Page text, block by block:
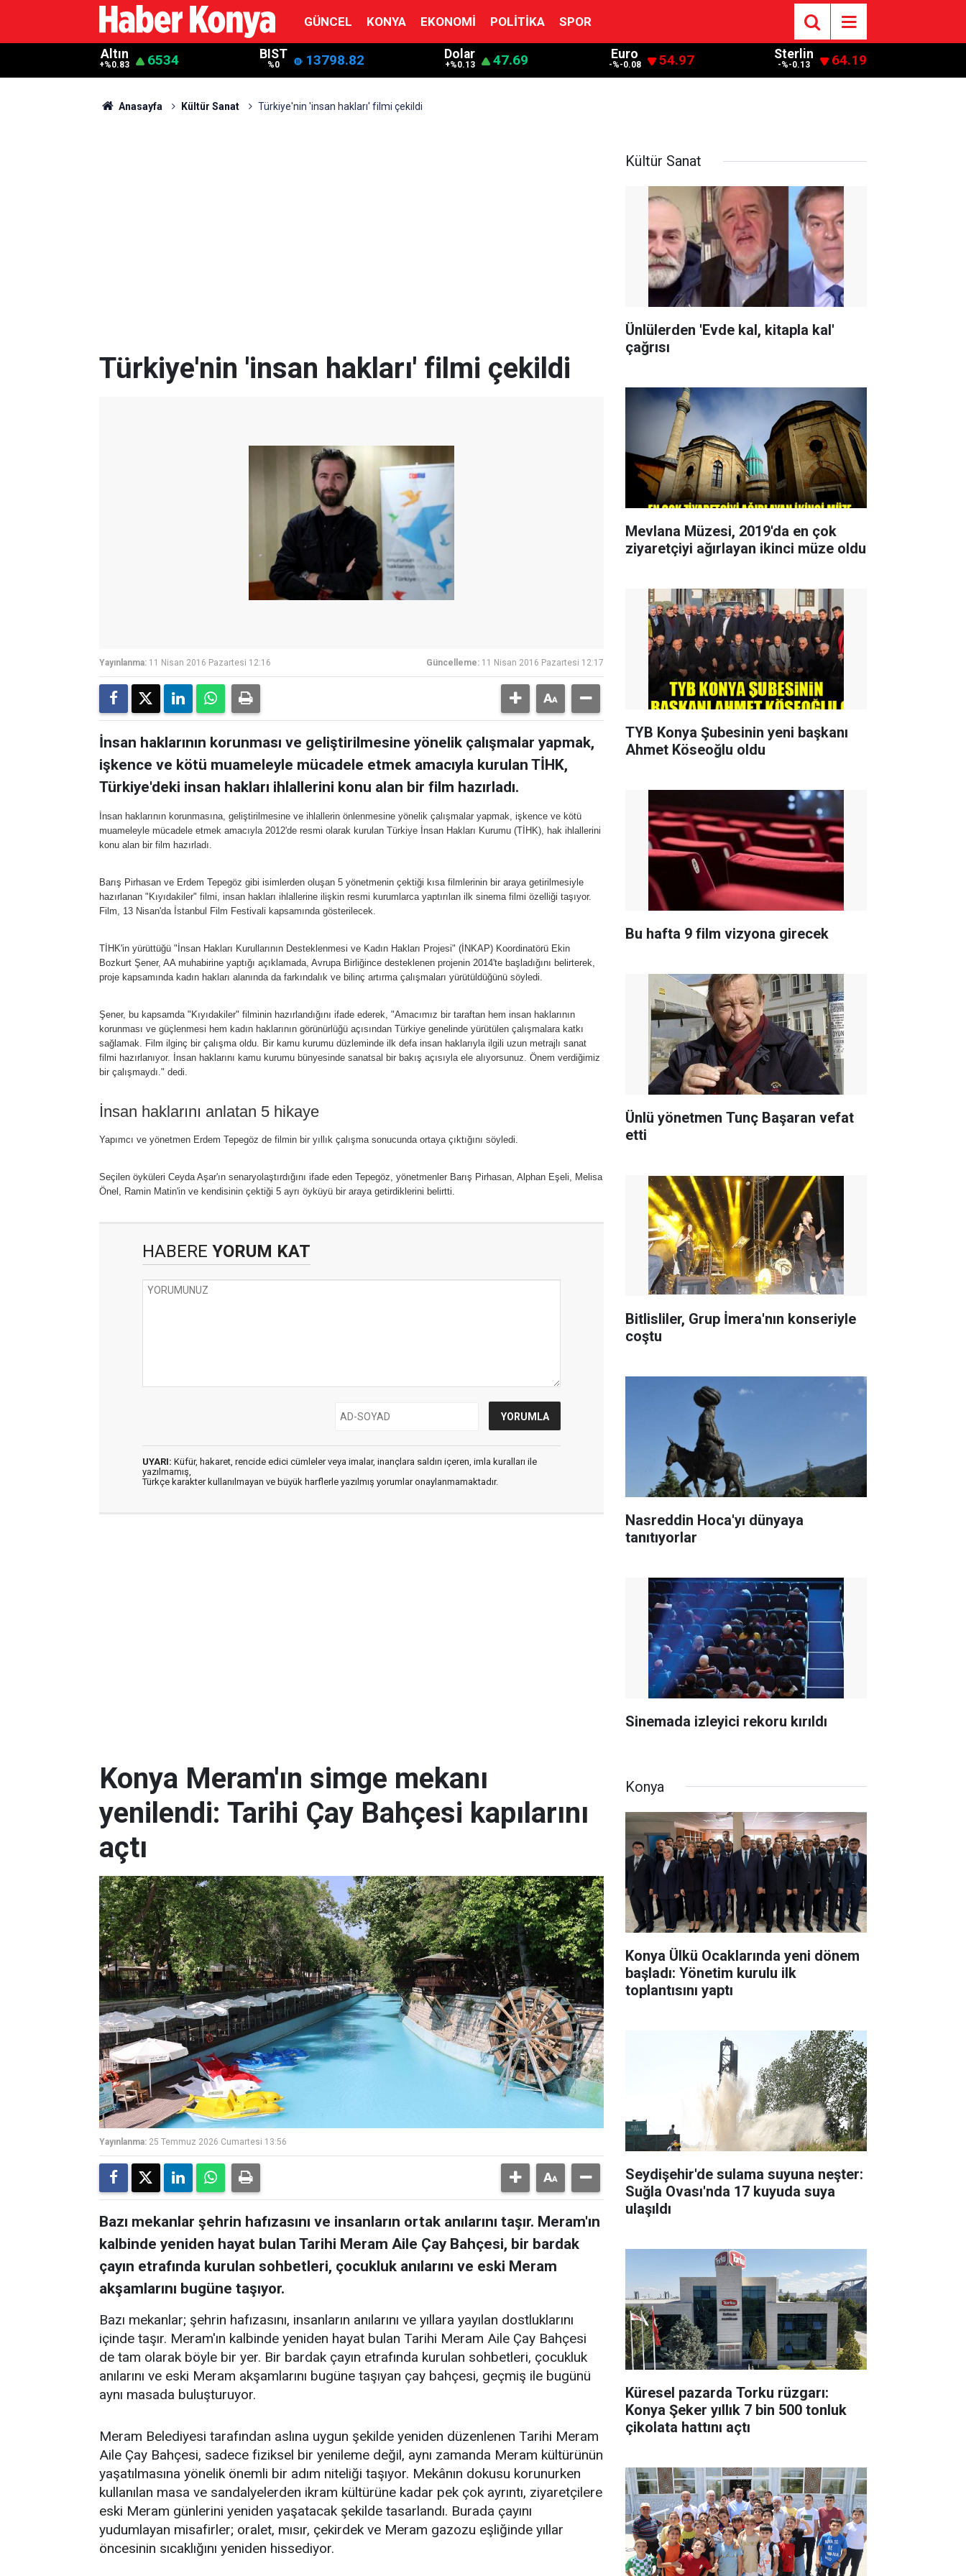
GÜNCEL KONYA EKONOMI POLITIKA SPOR
Altın
+%0.83 6534 BIST
%0 13798.82 Dolar
+%0.13 47.69 Euro
-%-0.08 54.97 Sterlin
-%-0.13 64.19
Anasayfa Kültür Sanat Türkiye'nin 'insan hakları' filmi çekildi
Türkiye'nin 'insan hakları' filmi çekildi
Yayınlanma: 11 Nisan 2016 Pazartesi 12:16 Güncelleme: 11 Nisan 2016 Pazartesi 12:17
İnsan haklarının korunması ve geliştirilmesine yönelik çalışmalar yapmak,
işkence ve kötü muameleyle mücadele etmek amacıyla kurulan TİHK,
Türkiye'deki insan hakları ihlallerini konu alan bir film hazırladı.
İnsan haklarının korunmasına, geliştirilmesine ve ihlallerin önlenmesine yönelik çalışmalar yapmak, işkence ve kötü
muameleyle mücadele etmek amacıyla 2012'de resmi olarak kurulan Türkiye İnsan Hakları Kurumu (TİHK), hak ihlallerini
konu alan bir film hazırladı.
Barış Pirhasan ve Erdem Tepegöz gibi isimlerden oluşan 5 yönetmenin çektiği kısa filmlerinin bir araya getirilmesiyle
hazırlanan "Kıyıdakiler" filmi, insan hakları ihlallerine ilişkin resmi kurumlarca yaptırılan ilk sinema filmi özelliği taşıyor.
Film, 13 Nisan'da İstanbul Film Festivali kapsamında gösterilecek.
TİHK'in yürüttüğü "İnsan Hakları Kurullarının Desteklenmesi ve Kadın Hakları Projesi" (İNKAP) Koordinatörü Ekin
Bozkurt Şener, AA muhabirine yaptığı açıklamada, Avrupa Birliğince desteklenen projenin 2014'te başladığını belirterek,
proje kapsamında kadın hakları alanında da farkındalık ve bilinç artırma çalışmaları yürütüldüğünü söyledi.
Şener, bu kapsamda "Kıyıdakiler" filminin hazırlandığını ifade ederek, "Amacımız bir taraftan hem insan haklarının
korunması ve güçlenmesi hem kadın haklarının görünürlüğü açısından Türkiye genelinde yürütülen çalışmalara katkı
sağlamak. Film ilginç bir çalışma oldu. Bir kamu kurumu düzleminde ilk defa insan haklarıyla ilgili uzun metrajlı sanat
filmi hazırlanıyor. İnsan haklarını kamu kurumu bünyesinde sanatsal bir bakış açısıyla ele alıyorsunuz. Önem verdiğimiz
bir çalışmaydı." dedi.
İnsan haklarını anlatan 5 hikaye
Yapımcı ve yönetmen Erdem Tepegöz de filmin bir yıllık çalışma sonucunda ortaya çıktığını söyledi.
Seçilen öyküleri Ceyda Aşar'ın senaryolaştırdığını ifade eden Tepegöz, yönetmenler Barış Pirhasan, Alphan Eşeli, Melisa
Önel, Ramin Matin'in ve kendisinin çektiği 5 ayrı öyküyü bir araya getirdiklerini belirtti.
HABERE YORUM KAT
UYARI: Küfür, hakaret, rencide edici cümleler veya imalar, inançlara saldırı içeren, imla kuralları ile
yazılmamış,
Türkçe karakter kullanılmayan ve büyük harflerle yazılmış yorumlar onaylanmamaktadır.
Kültür Sanat
Ünlülerden 'Evde kal, kitapla kal'
çağrısı
Mevlana Müzesi, 2019'da en çok
ziyaretçiyi ağırlayan ikinci müze oldu
TYB Konya Şubesinin yeni başkanı
Ahmet Köseoğlu oldu
Bu hafta 9 film vizyona girecek
Ünlü yönetmen Tunç Başaran vefat
etti
Bitlisliler, Grup İmera'nın konseriyle
coştu
Nasreddin Hoca'yı dünyaya
tanıtıyorlar
Sinemada izleyici rekoru kırıldı
Konya Meram'ın simge mekanı
yenilendi: Tarihi Çay Bahçesi kapılarını
açtı
Yayınlanma: 25 Temmuz 2026 Cumartesi 13:56
Bazı mekanlar şehrin hafızasını ve insanların ortak anılarını taşır. Meram'ın
kalbinde yeniden hayat bulan Tarihi Meram Aile Çay Bahçesi, bir bardak
çayın etrafında kurulan sohbetleri, çocukluk anılarını ve eski Meram
akşamlarını bugüne taşıyor.
Bazı mekanlar; şehrin hafızasını, insanların anılarını ve yıllara yayılan dostluklarını
içinde taşır. Meram'ın kalbinde yeniden hayat bulan Tarihi Meram Aile Çay Bahçesi
de tam olarak böyle bir yer. Bir bardak çayın etrafında kurulan sohbetleri, çocukluk
anılarını ve eski Meram akşamlarını bugüne taşıyan çay bahçesi, geçmiş ile bugünü
aynı masada buluşturuyor.
Meram Belediyesi tarafından aslına uygun şekilde yeniden düzenlenen Tarihi Meram
Aile Çay Bahçesi, sadece fiziksel bir yenileme değil, aynı zamanda Meram kültürünün
yaşatılmasına yönelik önemli bir adım niteliği taşıyor. Mekânın dokusu korunurken
kullanılan masa ve sandalyelerden ikram kültürüne kadar pek çok ayrıntı, ziyaretçilere
eski Meram günlerini yeniden yaşatacak şekilde tasarlandı. Burada çayını
yudumlayan misafirler; oralet, mısır, çekirdek ve Meram gazozu eşliğinde yıllar
öncesinin sıcaklığını yeniden hissediyor.
Konya
Konya Ülkü Ocaklarında yeni dönem
başladı: Yönetim kurulu ilk
toplantısını yaptı
Seydişehir'de sulama suyuna neşter:
Suğla Ovası'nda 17 kuyuda suya
ulaşıldı
Küresel pazarda Torku rüzgarı:
Konya Şeker yıllık 7 bin 500 tonluk
çikolata hattını açtı